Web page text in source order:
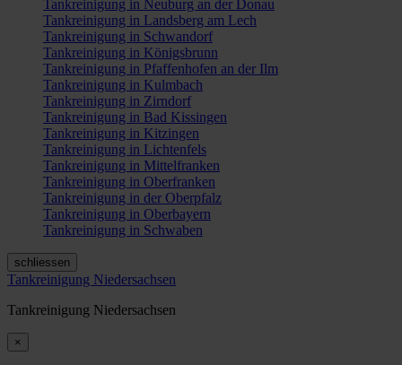
Tankreinigung in Neuburg an der Donau
Tankreinigung in Landsberg am Lech
Tankreinigung in Schwandorf
Tankreinigung in Königsbrunn
Tankreinigung in Pfaffenhofen an der Ilm
Tankreinigung in Kulmbach
Tankreinigung in Zirndorf
Tankreinigung in Bad Kissingen
Tankreinigung in Kitzingen
Tankreinigung in Lichtenfels
Tankreinigung in Mittelfranken
Tankreinigung in Oberfranken
Tankreinigung in der Oberpfalz
Tankreinigung in Oberbayern
Tankreinigung in Schwaben
schliessen
Tankreinigung Niedersachsen
Tankreinigung Niedersachsen
×